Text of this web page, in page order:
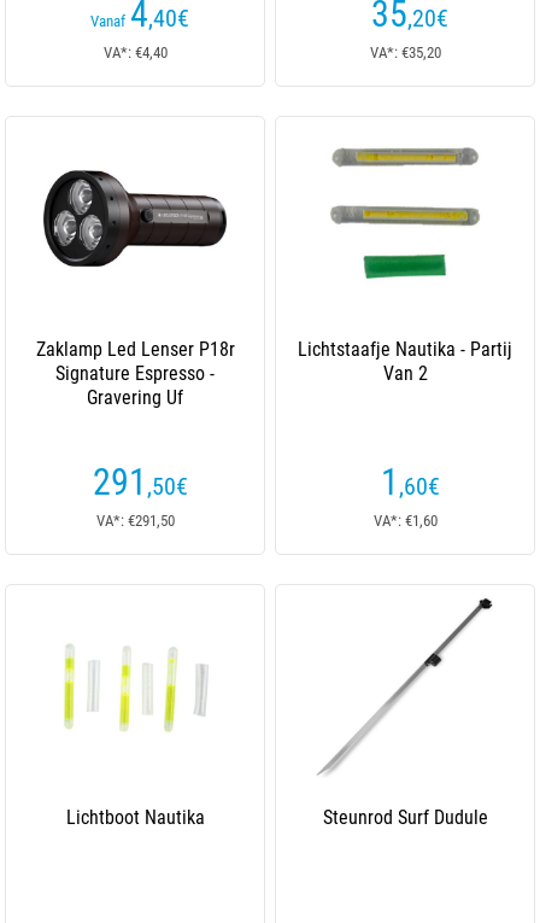
Vanaf 4,40€
VA*: €4,40
35,20€
VA*: €35,20
Zaklamp Led Lenser P18r
Signature Espresso -
Gravering Uf
291 ,50€
VA*: €291,50
Lichtstaafje Nautika - Partij
Van 2
1 ,60€
VA*: €1,60
Lichtboot Nautika Steunrod Surf Dudule